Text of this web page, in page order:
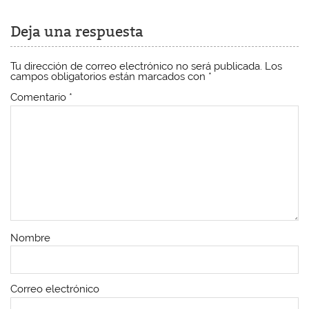
Deja una respuesta
Tu dirección de correo electrónico no será publicada. Los
campos obligatorios están marcados con *
Comentario *
Nombre
Correo electrónico